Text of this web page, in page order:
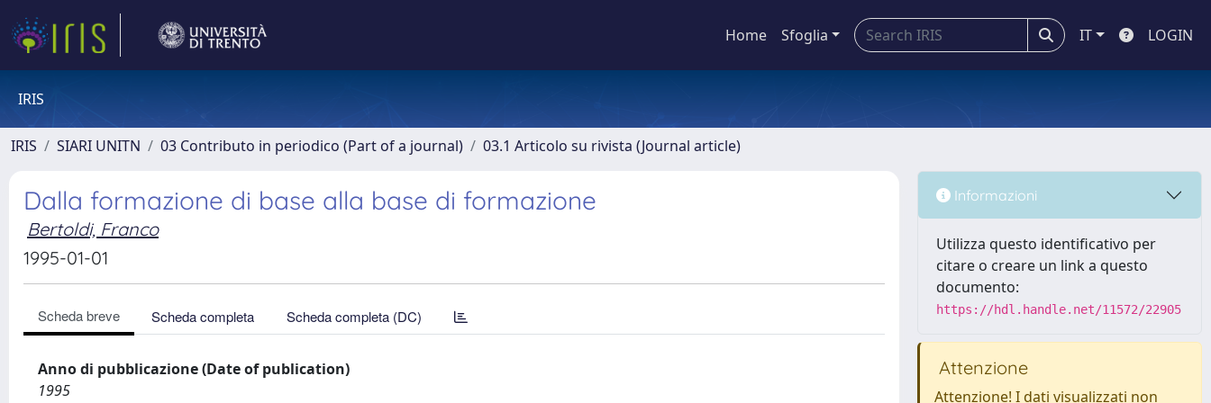
Home Sfoglia IT LOGIN
IRIS
IRIS SIARI UNITN 03 Contributo in periodico (Part of a journal) 03.1 Articolo su rivista (Journal article)
Dalla formazione di base alla base di formazione
Bertoldi, Franco
1995-01-01
Scheda breve Scheda completa Scheda completa (DC)
Anno di pubblicazione (Date of publication)
1995
Informazioni
Utilizza questo identificativo per
citare o creare un link a questo
documento:
https://hdl.handle.net/11572/22905
Attenzione
Attenzione! I dati visualizzati non